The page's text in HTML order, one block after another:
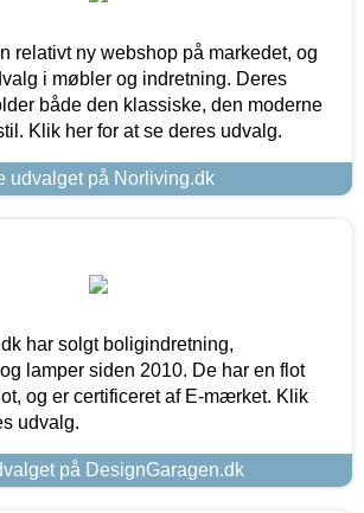
relativt ny webshop på markedet, og
i møbler og indretning. Deres
både den klassiske, den moderne
Klik her for at se deres udvalg.
udvalget på Norliving.dk
har solgt boligindretning,
lamper siden 2010. De har en flot
og er certificeret af E-mærket. Klik
udvalg.
på DesignGaragen.dk